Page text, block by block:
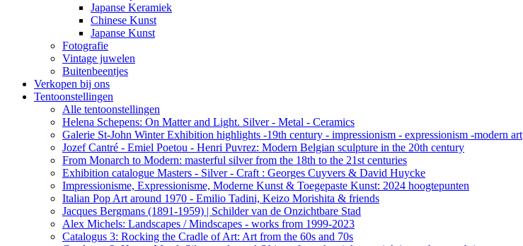
Japanse Keramiek
Chinese Kunst
Japanse Kunst
Fotografie
Vintage juwelen
Buitenbeentjes
Verkopen bij ons
Tentoonstellingen
Alle tentoonstellingen
Helena Schepens: On Matter and Light. Silver - Metal - Ceramics
Galerie St-John Winter Exhibition highlights -19th century - impressionism - expressionism -modern art
Jozef Cantré - Emiel Poetou - Henri Puvrez: Modern Belgian sculpture in the 20th century
From Monarch to Modern: masterful silver from the 18th to the 21st centuries
Exhibition catalogue Masters - Silver - Craft : Georges Cuyvers & David Huycke
Impressionisme, Expressionisme, Moderne Kunst & Toegepaste Kunst: 2024 hoogtepunten
Italian Pop Art around 1970 - Emilio Tadini, Keizo Morishita & friends
Jacques Bergmans (1891-1959) | Schilder van de Onzichtbare Stad
Alex Michels: Landscapes / Mindscapes - works from 1999-2023
Catalogus 3: Rocking the Cradle of Art: Art from the 60s and 70s